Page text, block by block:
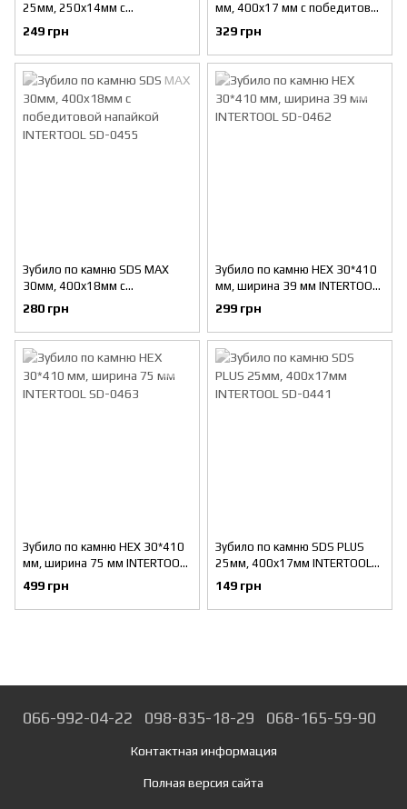
25мм, 250x14мм с
победитовой напайкой
INTERTOOL SD-0450
249 грн
мм, 400x17 мм с победитовой
напайкой INTERTOOL SD-0451
329 грн
Зубило по камню SDS MAX
30мм, 400x18мм с
победитовой напайкой
INTERTOOL SD-0455
280 грн
Зубило по камню HEX 30*410
мм, ширина 39 мм INTERTOOL
SD-0462
299 грн
Зубило по камню HEX 30*410
мм, ширина 75 мм INTERTOOL
SD-0463
499 грн
Зубило по камню SDS PLUS
25мм, 400x17мм INTERTOOL
SD-0441
149 грн
066-992-04-22 098-835-18-29 068-165-59-90
Контактная информация
Полная версия сайта